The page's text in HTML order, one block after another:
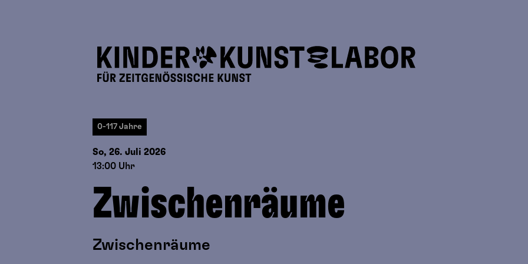
0-117 Jahre
So, 26. Juli 2026
13:00 Uhr
Zwischenräume
Zwischenräume